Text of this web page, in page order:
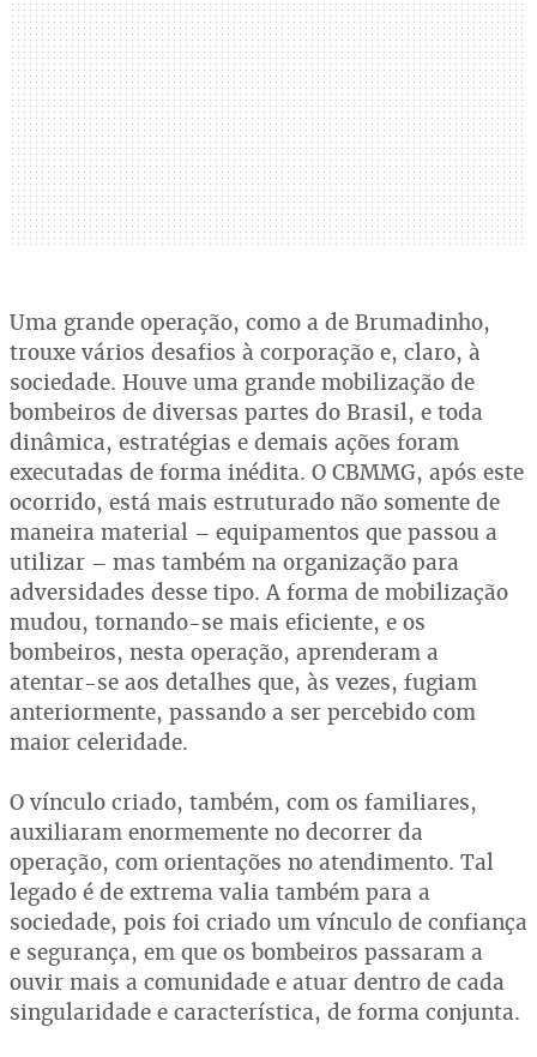
Uma grande operação, como a de Brumadinho,
trouxe vários desafios à corporação e, claro, à
sociedade. Houve uma grande mobilização de
bombeiros de diversas partes do Brasil, e toda
dinâmica, estratégias e demais ações foram
executadas de forma inédita. O CBMMG, após este
ocorrido, está mais estruturado não somente de
maneira material – equipamentos que passou a
utilizar – mas também na organização para
adversidades desse tipo. A forma de mobilização
mudou, tornando-se mais eficiente, e os
bombeiros, nesta operação, aprenderam a
atentar-se aos detalhes que, às vezes, fugiam
anteriormente, passando a ser percebido com
maior celeridade.
O vínculo criado, também, com os familiares,
auxiliaram enormemente no decorrer da
operação, com orientações no atendimento. Tal
legado é de extrema valia também para a
sociedade, pois foi criado um vínculo de confiança
e segurança, em que os bombeiros passaram a
ouvir mais a comunidade e atuar dentro de cada
singularidade e característica, de forma conjunta.